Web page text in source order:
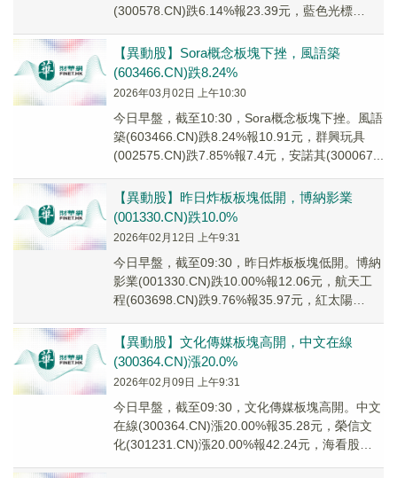
(300578.CN)跌6.14%報23.39元，藍色光標
【異動股】Sora概念板塊下挫，風語築
(603466.CN)跌8.24%
2026年03月02日 上午10:30
今日早盤，截至10:30，Sora概念板塊下挫。風語
築(603466.CN)跌8.24%報10.91元，群興玩具
(002575.CN)跌7.85%報7.4元，安諾其(300067...
【異動股】昨日炸板板塊低開，博納影業
(001330.CN)跌10.0%
2026年02月12日 上午9:31
今日早盤，截至09:30，昨日炸板板塊低開。博納
影業(001330.CN)跌10.00%報12.06元，航天工
程(603698.CN)跌9.76%報35.97元，紅太陽
【異動股】文化傳媒板塊高開，中文在線
(300364.CN)漲20.0%
2026年02月09日 上午9:31
今日早盤，截至09:30，文化傳媒板塊高開。中文
在線(300364.CN)漲20.00%報35.28元，榮信文
化(301231.CN)漲20.00%報42.24元，海看股份